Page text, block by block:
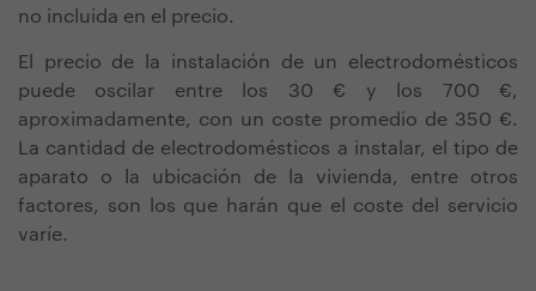
no incluida en el precio.
El precio de la instalación de un electrodomésticos
puede oscilar entre los 30 € y los 700 €,
aproximadamente, con un coste promedio de 350 €.
La cantidad de electrodomésticos a instalar, el tipo de
aparato o la ubicación de la vivienda, entre otros
factores, son los que harán que el coste del servicio
varíe.